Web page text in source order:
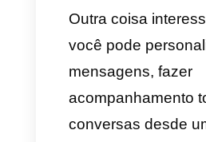
oferece,
A Callbell
potente